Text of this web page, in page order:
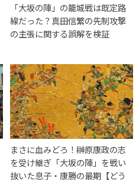
「大坂の陣」の籠城戦は既定路
線だった？真田信繁の先制攻撃
の主張に関する誤解を検証
まさに血みどろ！榊原康政の志
を受け継ぎ「大坂の陣」を戦い
抜いた息子・康勝の最期【どう